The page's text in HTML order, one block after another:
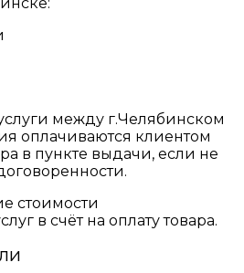
между г.Челябинском
оплачиваются клиентом
в пункте выдачи, если не
стоимости
в счёт на оплату товара.